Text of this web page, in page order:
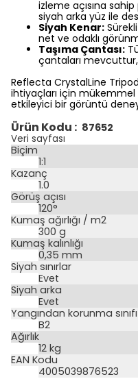
izleme açısına sahip
siyah arka yüz ile
Siyah Kenar:
net ve odaklı
Taşıma Çantası:
çantaları mevcuttur,
Reflecta CrystalLine
ihtiyaçları için
etkileyici bir görüntü
Ürün Kodu : 87652
Veri sayfası
Biçim
1:1
Kazanç
1.0
Görüş açısı
120°
Kumaş ağırlığı / m2
300 g
Kumaş kalınlığı
0,35 mm
Siyah sınırlar
Evet
Siyah arka
Evet
Yangından korunma sınıfı
B2
Ağırlık
12 kg
EAN Kodu
4005039876523